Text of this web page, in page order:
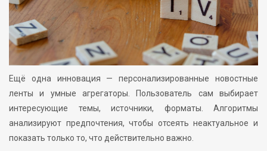
Ещё одна инновация — персонализированные новостные
ленты и умные агрегаторы. Пользователь сам выбирает
интересующие темы, источники, форматы. Алгоритмы
анализируют предпочтения, чтобы отсеять неактуальное и
показать только то, что действительно важно.